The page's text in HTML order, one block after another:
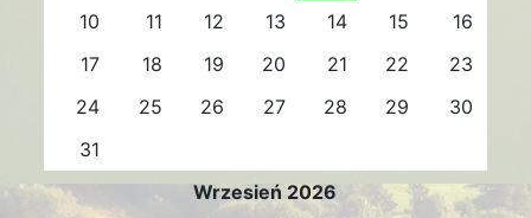
10
11 12 13 14 15
16
17
18 19 20 21 22
23
24
25 26 27 28 29
30
31
Wrzesień 2026